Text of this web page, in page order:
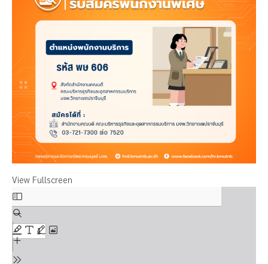
View Fullscreen